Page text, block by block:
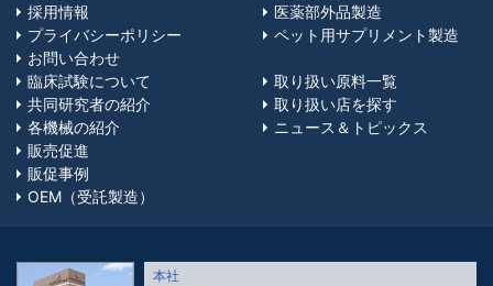
採用情報
プライバシーポリシー
お問い合わせ
医薬部外品製造
ペット用サプリメント製造
臨床試験について
共同研究者の紹介
各機械の紹介
販売促進
販促事例
OEM（受託製造）
取り扱い原料一覧
取り扱い店を探す
ニュース＆トピックス
本社